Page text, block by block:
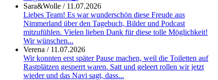
Sara&Wolle / 11.07.2026
Liebes Team! Es war wunderschön diese Freude aus
Nimmerland über den Tagebuch, Bilder und Podcast
mitzufühlen. Vielen lieben Dank für diese tolle Möglichkeit!
Wir wünschen...
Verena / 11.07.2026
Wir konnten erst später Pause machen, weil die Toiletten auf
Rastplätzen gesperrt waren. Satt und geleert rollen wir jetzt
wieder und das Navi sagt, dass...